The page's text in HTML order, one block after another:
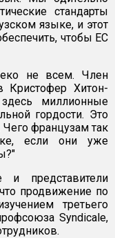
стандарты
языке, и этот
чтобы ЕС
не всем. Член
Кристофер Хитон-
миллионные
гордости. Это
Чего французам так
если они уже
и представители
продвижение по
третьего
Syndicale,